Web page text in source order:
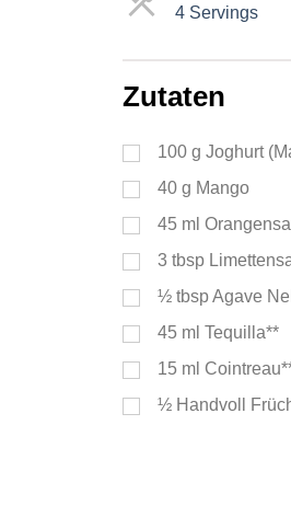
4 Servings
Zutaten
100 g Joghurt
40 g Mango
45 ml
3 tbsp
½ tbspAgave
45 ml Tequilla**
15 ml
½ Handvoll